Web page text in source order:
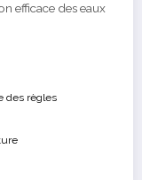
efficace des eaux
des règles